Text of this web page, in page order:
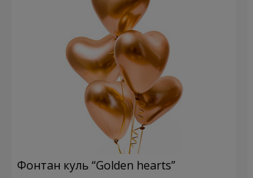
Фонтан куль “Golden hearts”